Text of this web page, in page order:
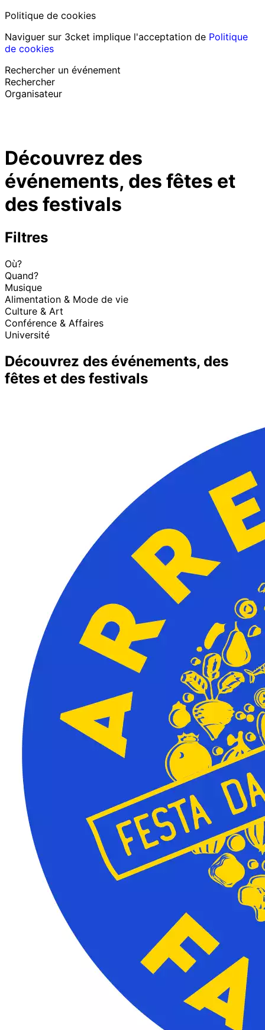
Politique de cookies
Naviguer sur 3cket implique l'acceptation de Politique
de cookies
Rechercher un événement
Rechercher
Organisateur
Assistance au participantJ’ai perdu mon billet
LoginPromouvoir événement
Découvrez des
événements, des fêtes et
des festivals
Filtres
Où?
Quand?
Musique
Alimentation & Mode de vie
Culture & Art
Conférence & Affaires
Université
Découvrez des événements, des
fêtes et des festivals